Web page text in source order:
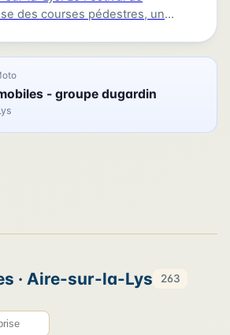
des courses pédestres, un
- groupe dugardin
· Aire-sur-la-Lys 263